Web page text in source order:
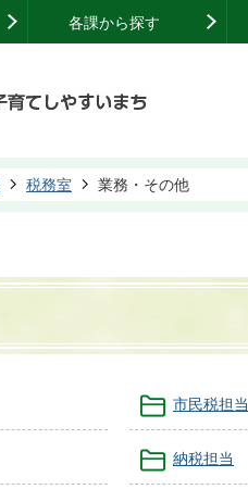
各課から探す
税務室 業務・その他
市民税担当
納税担当